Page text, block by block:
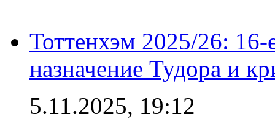
Тоттенхэм 2025/26:
назначение Тудора и
5.11.2025, 19:12